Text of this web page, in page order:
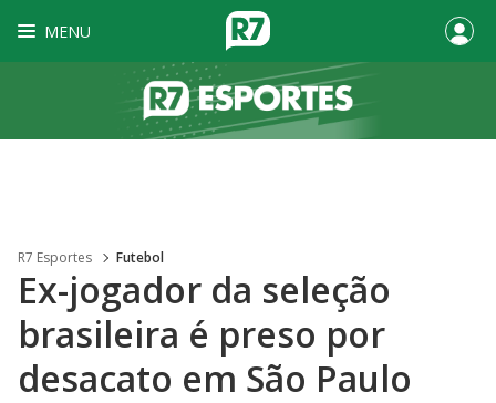
MENU
R7 Esportes Futebol
Ex-jogador da seleção
brasileira é preso por
desacato em São Paulo